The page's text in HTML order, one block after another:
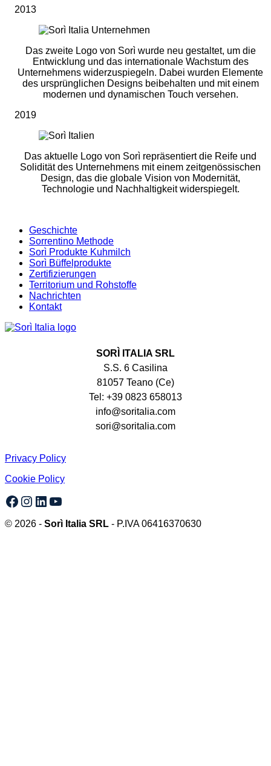
2013
Das zweite Logo von Sorì wurde neu gestaltet, um die
Entwicklung und das internationale Wachstum des
Unternehmens widerzuspiegeln. Dabei wurden Elemente
des ursprünglichen Designs beibehalten und mit einem
modernen und dynamischen Touch versehen.
2019
Das aktuelle Logo von Sorì repräsentiert die Reife und
Solidität des Unternehmens mit einem zeitgenössischen
Design, das die globale Vision von Modernität,
Technologie und Nachhaltigkeit widerspiegelt.
Geschichte
Sorrentino Methode
Sorì Produkte Kuhmilch
Sorì Büffelprodukte
Zertifizierungen
Territorium und Rohstoffe
Nachrichten
Kontakt
SORÌ ITALIA SRL
S.S. 6 Casilina
81057 Teano (Ce)
Tel: +39 0823 658013
info@soritalia.com
sori@soritalia.com
Privacy Policy
Cookie Policy
Facebook
Instagram
LinkedIn
YouTube
© 2026 - Sorì Italia SRL - P.IVA 06416370630